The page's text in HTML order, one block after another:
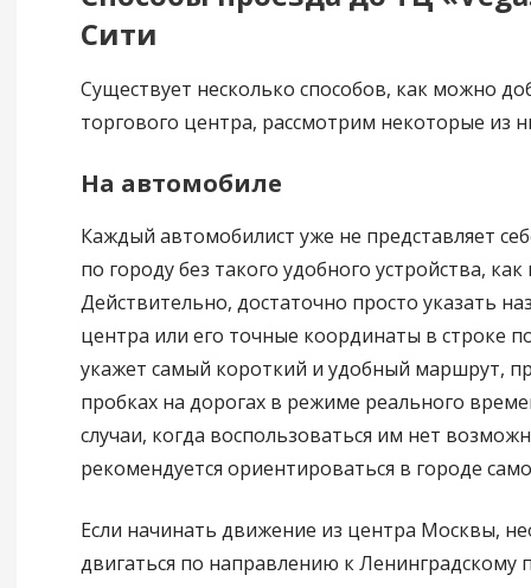
Сити
Существует несколько способов, как можно
торгового центра, рассмотрим некоторые из
На автомобиле
Каждый автомобилист уже не представляет
по городу без такого удобного устройства, как
Действительно, достаточно просто указать
центра или его точные координаты в строке
укажет самый короткий и удобный маршрут,
пробках на дорогах в режиме реального
случаи, когда воспользоваться им нет
рекомендуется ориентироваться в городе
Если начинать движение из центра Москвы,
двигаться по направлению к Ленинградскому